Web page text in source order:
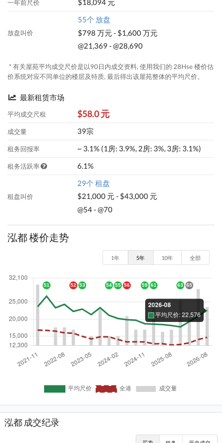
一年前尺价 $18,094 元
放盘叫价
55个 放盘
$798 万元 - $1,600 万元
@21,369 - @28,690
* 有关屋苑平均成交尺价是以90日内成交资料, 使用我们的 28Hse 楼价估
价系统对应不同单位的楼层及特质, 最后得出该屋苑整体的平均尺价。
最新租赁市场
平均成交尺租 $58.0 元
成交量 39宗
租务回报率 ~ 3.1% (1房: 3.9%, 2房: 3%, 3房: 3.1%)
租务活跃率 6.1%
租盘叫价
29个 租盘
$21,000 元 - $43,000 元
@54 - @70
泓都 楼价走势
1年 5年 10年 全部
泓都 成交纪录